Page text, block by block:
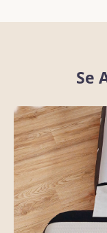
Se